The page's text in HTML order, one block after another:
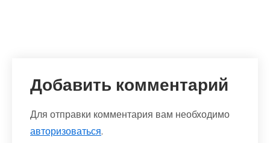
Добавить комментарий
Для отправки комментария вам необходимо
авторизоваться.